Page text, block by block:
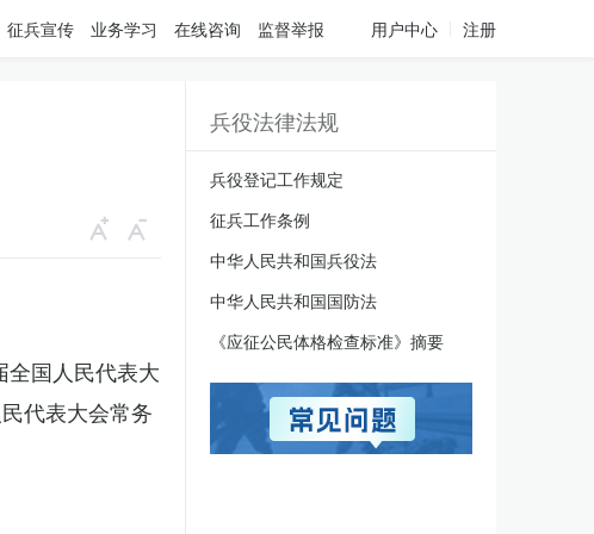
征兵宣传 业务学习 在线咨询 监督举报 用户中心 注册
国人民代表大
代表大会常务
兵役法律法规
兵役登记工作规定
征兵工作条例
中华人民共和国兵役法
中华人民共和国国防法
《应征公民体格检查标准》摘要